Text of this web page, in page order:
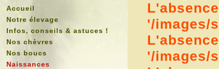
Accueil
Notre élevage
Infos, conseils & astuces !
Nos chèvres
Nos boucs
Naissances
'/images/
'/images/